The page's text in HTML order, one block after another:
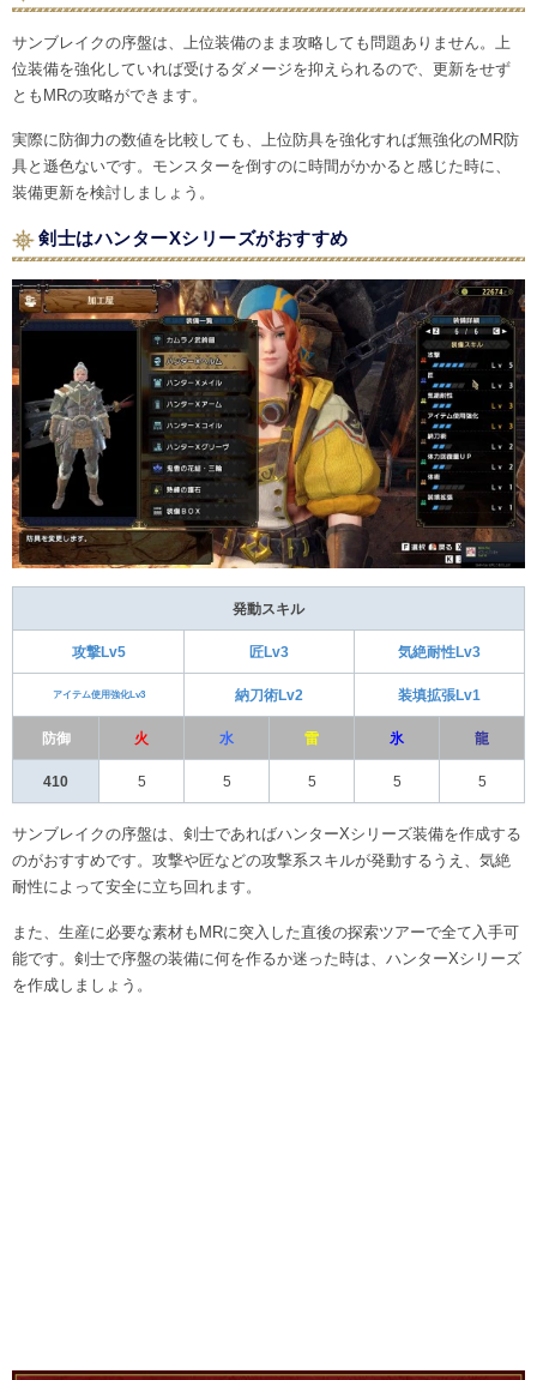
サンブレイクの序盤は、上位装備のまま攻略しても問題ありません。上
位装備を強化していれば受けるダメージを抑えられるので、更新をせず
ともMRの攻略ができます。
実際に防御力の数値を比較しても、上位防具を強化すれば無強化のMR防
具と遜色ないです。モンスターを倒すのに時間がかかると感じた時に、
装備更新を検討しましょう。
剣士はハンターXシリーズがおすすめ
発動スキル
攻撃Lv5 匠Lv3 気絶耐性Lv3
アイテム使用強化Lv3 納刀術Lv2 装填拡張Lv1
防御 火 水 雷 氷 龍
410 5 5 5 5 5
サンブレイクの序盤は、剣士であればハンターXシリーズ装備を作成する
のがおすすめです。攻撃や匠などの攻撃系スキルが発動するうえ、気絶
耐性によって安全に立ち回れます。
また、生産に必要な素材もMRに突入した直後の探索ツアーで全て入手可
能です。剣士で序盤の装備に何を作るか迷った時は、ハンターXシリーズ
を作成しましょう。